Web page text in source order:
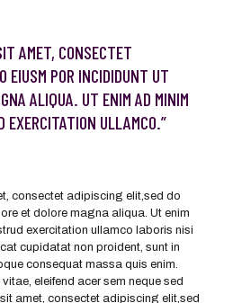
AMET, CONSECTET
EIUSM POR INCIDIDUNT UT
ALIQUA. UT ENIM AD MINIM
EXERCITATION ULLAMCO.”
consectet adipiscing elit,sed do
et dolore magna aliqua. Ut enim
exercitation ullamco laboris nisi
cupidatat non proident, sunt in
consequat massa quis enim.
eleifend acer sem neque sed
amet, consectet adipiscing elit,sed